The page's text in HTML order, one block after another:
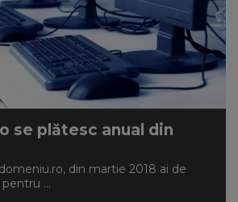
se plătesc anual din
din martie 2018 ai de
...